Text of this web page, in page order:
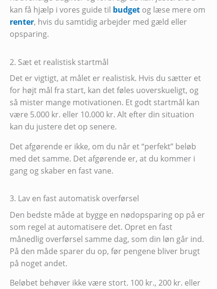
kan få hjælp i vores guide til budget og læse mere om
renter, hvis du samtidig arbejder med gæld eller
opsparing.
2. Sæt et realistisk startmål
Det er vigtigt, at målet er realistisk. Hvis du sætter et
for højt mål fra start, kan det føles uoverskueligt, og
så mister mange motivationen. Et godt startmål kan
være 5.000 kr. eller 10.000 kr. Alt efter din situation
kan du justere det op senere.
Det afgørende er ikke, om du når et “perfekt” beløb
med det samme. Det afgørende er, at du kommer i
gang og skaber en fast vane.
3. Lav en fast automatisk overførsel
Den bedste måde at bygge en nødopsparing op på er
som regel at automatisere det. Opret en fast
månedlig overførsel samme dag, som din løn går ind.
På den måde sparer du op, før pengene bliver brugt
på noget andet.
Beløbet behøver ikke være stort. 100 kr., 200 kr. eller